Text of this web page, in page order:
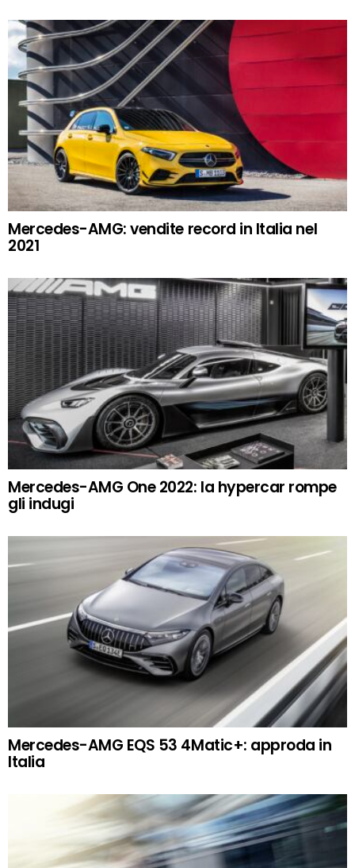
Mercedes-AMG: vendite record in Italia nel
2021
Mercedes-AMG One 2022: la hypercar rompe
gli indugi
Mercedes-AMG EQS 53 4Matic+: approda in
Italia